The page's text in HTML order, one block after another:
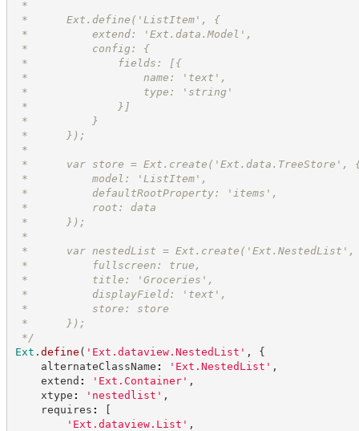
*
*      Ext.define('ListItem', {
*          extend: 'Ext.data.Model',
*          config: {
*              fields: [{
*                  name: 'text',
*                  type: 'string'
*              }]
*          }
*      });
*
*      var store = Ext.create('Ext.data.TreeStore',
*          model: 'ListItem',
*          defaultRootProperty: 'items',
*          root: data
*      });
*
*      var nestedList = Ext.create('Ext.NestedList',
*          fullscreen: true,
*          title: 'Groceries',
*          displayField: 'text',
*          store: store
*      });
*/
Ext . define ( ' Ext.dataview.NestedList ' ,
{
alternateClassName : ' Ext.NestedList ' ,
extend : ' Ext.Container' ,
xtype : ' nestedlist ' ,
requires :
[
' Ext.dataview.List ' ,